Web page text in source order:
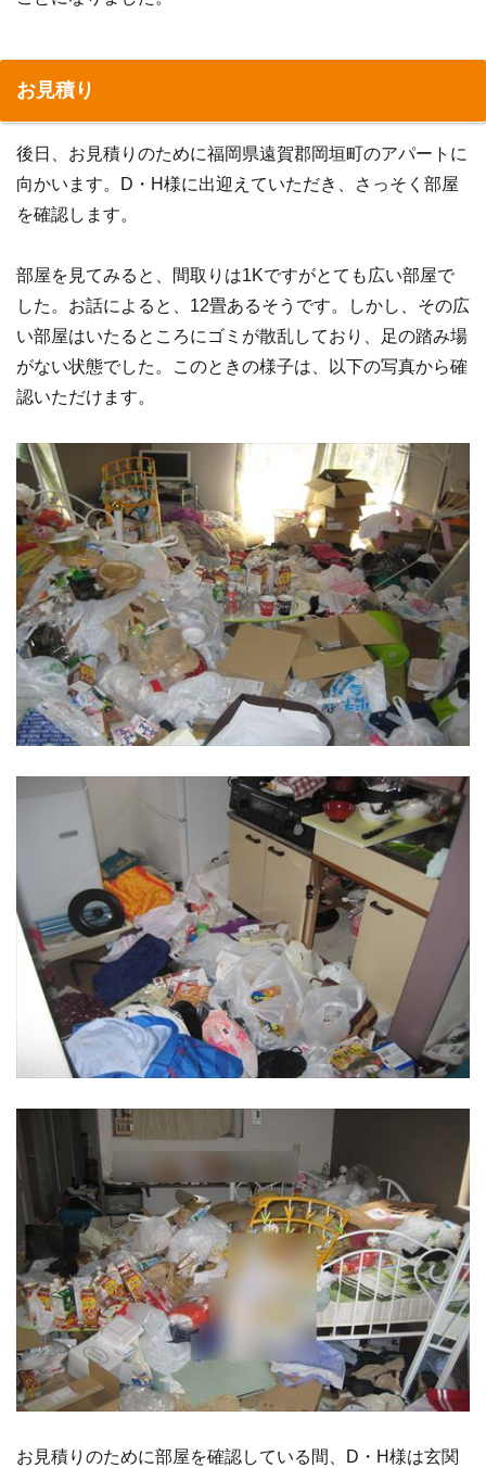
お見積り
後日、お見積りのために福岡県遠賀郡岡垣町のアパートに
向かいます。D・H様に出迎えていただき、さっそく部屋
を確認します。
部屋を見てみると、間取りは1Kですがとても広い部屋で
した。お話によると、12畳あるそうです。しかし、その広
い部屋はいたるところにゴミが散乱しており、足の踏み場
がない状態でした。このときの様子は、以下の写真から確
認いただけます。
お見積りのために部屋を確認している間、D・H様は玄関